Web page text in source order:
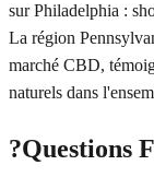
sur Philadelphia :
La région
marché CBD,
naturels dans
?Questions